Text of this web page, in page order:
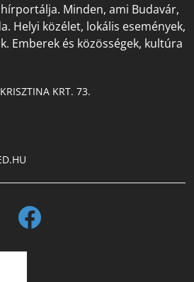
Minden, ami Budavár,
Helyi közélet, lokális események,
Emberek és közösségek, kultúra
KRT. 73.